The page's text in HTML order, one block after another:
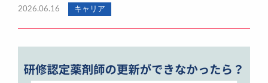
2026.06.16 キャリア